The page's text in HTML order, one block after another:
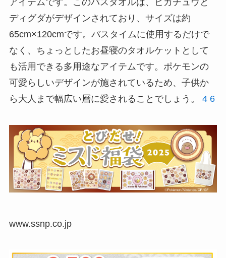
ディグダがデザインされており、サイズは約
65cm×120cmです。バスタイムに使用するだけで
なく、ちょっとしたお昼寝のタオルケットとして
も活用できる多用途なアイテムです。ポケモンの
可愛らしいデザインが施されているため、子供か
ら大人まで幅広い層に愛されることでしょう。 4 6
www.ssnp.co.jp